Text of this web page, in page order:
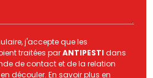
j'accepte que les
traitées parANTIPESTI dans
de contact et de la relation
découler.En savoir plus en